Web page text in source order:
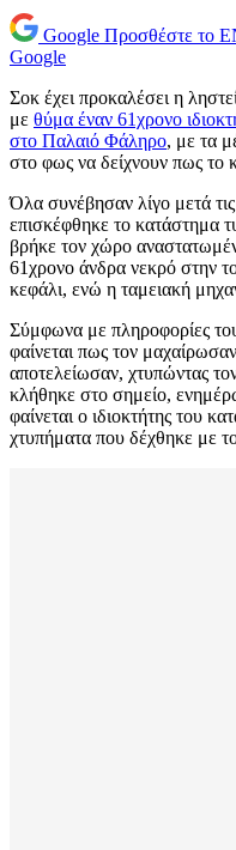
Google Προσθέστε το
Google
Σοκ έχει προκαλέσει η
με θύμα έναν 61χρονο
στο Παλαιό Φάληρο, με τα
στο φως να δείχνουν πως το
Όλα συνέβησαν λίγο μετά
επισκέφθηκε το κατάστημα
βρήκε τον χώρο
61χρονο άνδρα νεκρό στην
κεφάλι, ενώ η ταμειακή
Σύμφωνα με πληροφορίες
φαίνεται πως τον
αποτελείωσαν, χτυπώντας
κλήθηκε στο σημείο,
φαίνεται ο ιδιοκτήτης του
χτυπήματα που δέχθηκε με